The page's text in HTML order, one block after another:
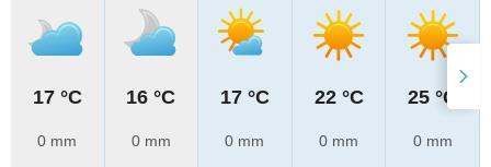
17 °C
0 mm
16 °C
0 mm
17 °C
0 mm
22 °C
0 mm
25 °C
0 mm